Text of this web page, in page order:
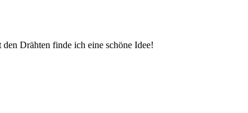
Drähten finde ich eine schöne Idee!